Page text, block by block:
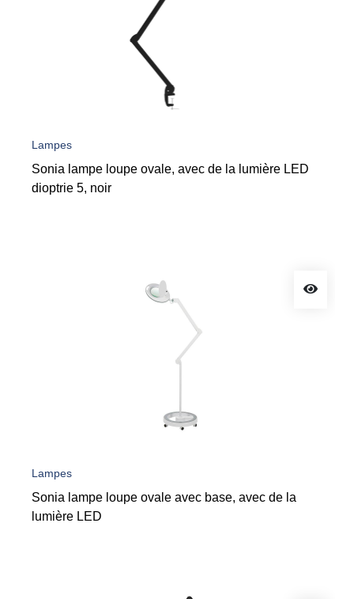
Lampes
Sonia lampe loupe ovale, avec de la lumière LED
dioptrie 5, noir
Lampes
Sonia lampe loupe ovale avec base, avec de la
lumière LED